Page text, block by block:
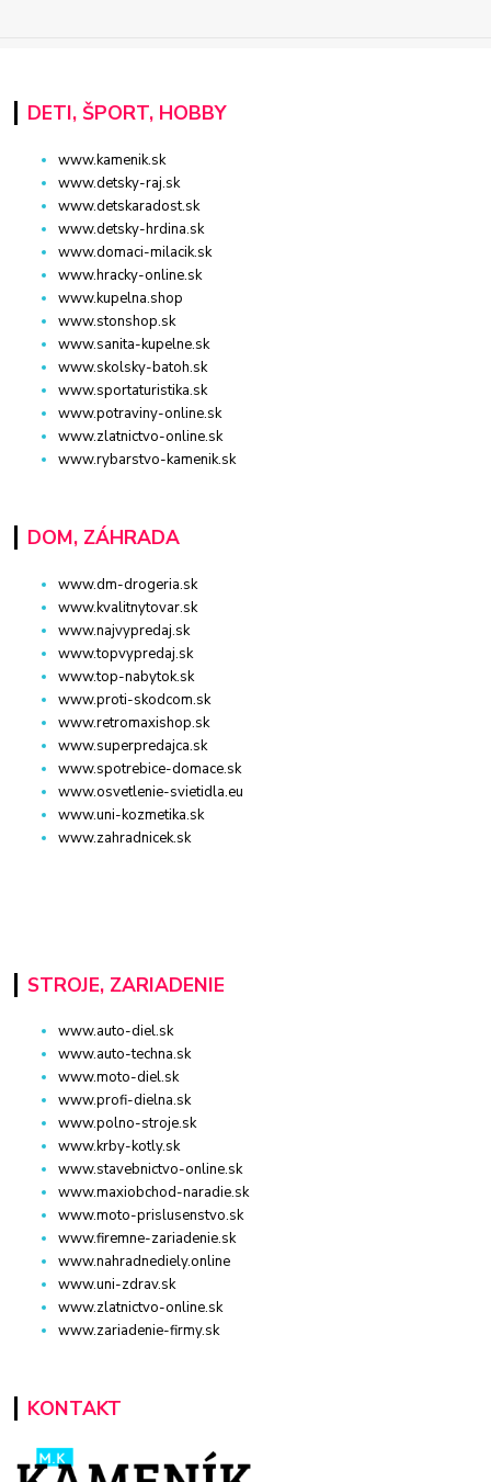
DETI, ŠPORT, HOBBY
www.kamenik.sk
www.detsky-raj.sk
www.detskaradost.sk
www.detsky-hrdina.sk
www.domaci-milacik.sk
www.hracky-online.sk
www.kupelna.shop
www.stonshop.sk
www.sanita-kupelne.sk
www.skolsky-batoh.sk
www.sportaturistika.sk
www.potraviny-online.sk
www.zlatnictvo-online.sk
www.rybarstvo-kamenik.sk
DOM, ZÁHRADA
www.dm-drogeria.sk
www.kvalitnytovar.sk
www.najvypredaj.sk
www.topvypredaj.sk
www.top-nabytok.sk
www.proti-skodcom.sk
www.retromaxishop.sk
www.superpredajca.sk
www.spotrebice-domace.sk
www.osvetlenie-svietidla.eu
www.uni-kozmetika.sk
www.zahradnicek.sk
STROJE, ZARIADENIE
www.auto-diel.sk
www.auto-techna.sk
www.moto-diel.sk
www.profi-dielna.sk
www.polno-stroje.sk
www.krby-kotly.sk
www.stavebnictvo-online.sk
www.maxiobchod-naradie.sk
www.moto-prislusenstvo.sk
www.firemne-zariadenie.sk
www.nahradnediely.online
www.uni-zdrav.sk
www.zlatnictvo-online.sk
www.zariadenie-firmy.sk
KONTAKT